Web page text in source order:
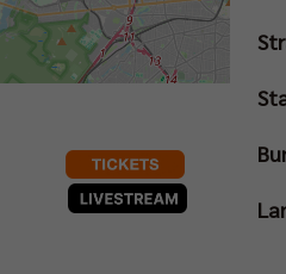
BUNDESLIGA | 3.
SPIELTAG
Impressum |